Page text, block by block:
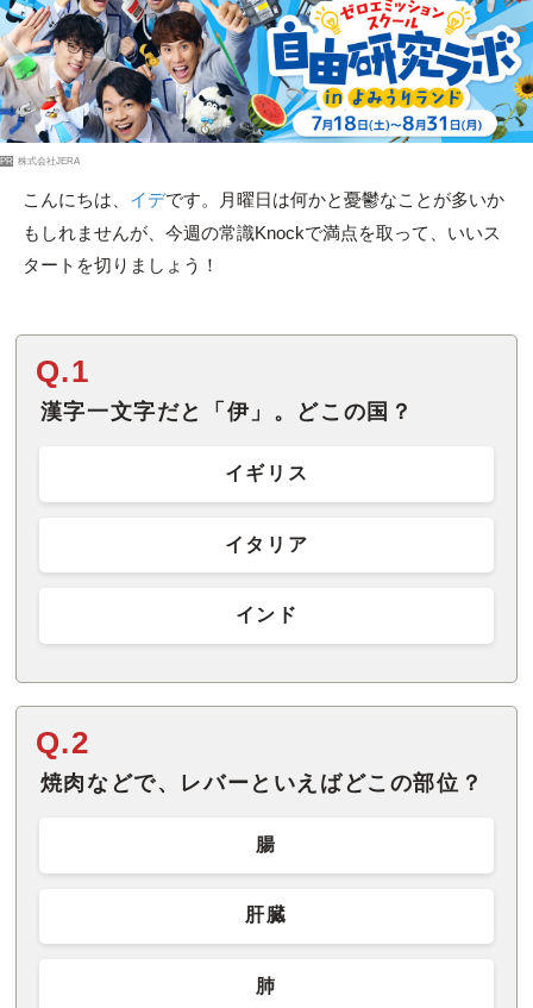
PR 株式会社JERA
こんにちは、 イデです。月曜日は何かと憂鬱なことが多いか
もしれませんが、今週の常識Knockで満点を取って、いいス
タートを切りましょう！
Q.1
漢字一文字だと「伊」。どこの国？
イギリス
イタリア
インド
Q.2
焼肉などで、レバーといえばどこの部位？
腸
肝臓
肺